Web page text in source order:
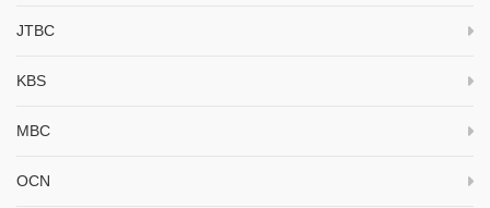
JTBC
KBS
MBC
OCN